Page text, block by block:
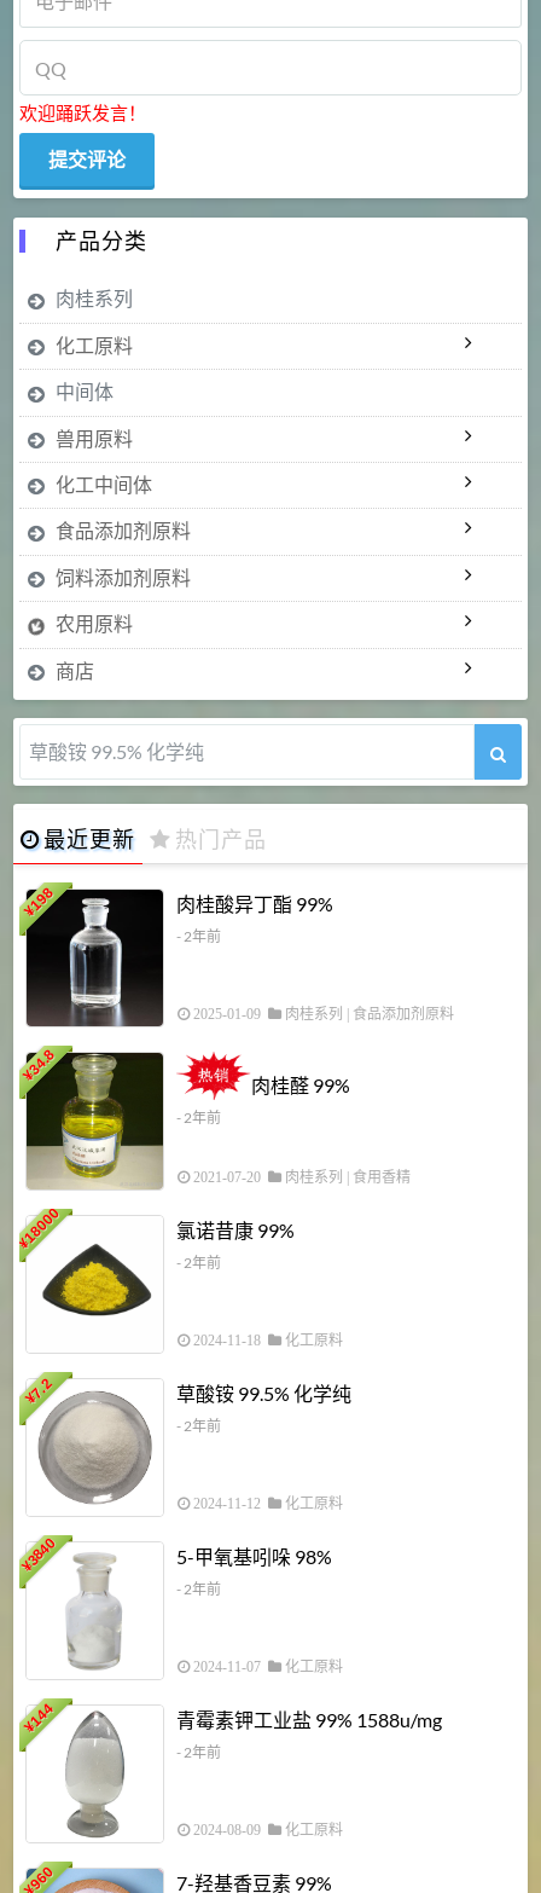
欢迎踊跃发言！
产品分类
肉桂系列
化工原料
中间体
兽用原料
化工中间体
食品添加剂原料
饲料添加剂原料
农用原料
商店
5-甲氧基吲哚 98%
最近更新 热门产品
¥
198 肉桂酸异丁酯 99%
- 2年前
2025-01-09 肉桂系列 食品添加剂原料
¥
34.8
肉桂醛 99%
- 2年前
2021-07-20 肉桂系列 食用香精
¥
18000 氯诺昔康 99%
- 2年前
2024-11-18 化工原料
¥
7.2 草酸铵 99.5% 化学纯
- 2年前
2024-11-12 化工原料
¥
3840 5-甲氧基吲哚 98%
- 2年前
2024-11-07 化工原料
¥
144 青霉素钾工业盐 99% 1588u/mg
- 2年前
2024-08-09 化工原料
960 7-羟基香豆素 99%